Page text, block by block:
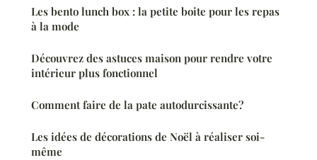
Les bento lunch box : la petite boite pour les repas
à la mode
Découvrez des astuces maison pour rendre votre
intérieur plus fonctionnel
Comment faire de la pate autodurcissante?
Les idées de décorations de Noël à réaliser soi-
même